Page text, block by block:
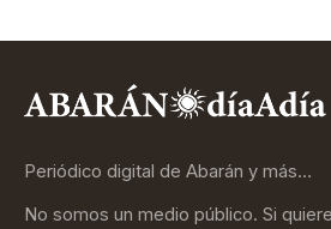
Periódico digital de Abarán y más…
No somos un medio público. Si